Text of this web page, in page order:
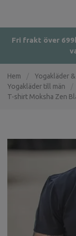
Fri frakt över
Hem Yogakläder
Yogakläder till män
T-shirt Moksha Zen